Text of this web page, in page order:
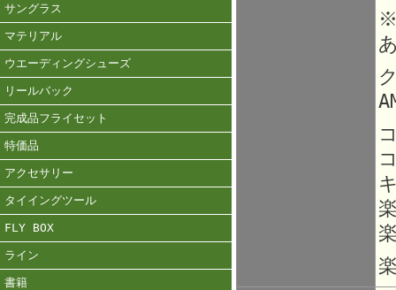
サングラス
マテリアル
ウエーディングシューズ
リールバック
完成品フライセット
特価品
アクセサリー
タイイングツール
FLY BOX
ライン
書籍